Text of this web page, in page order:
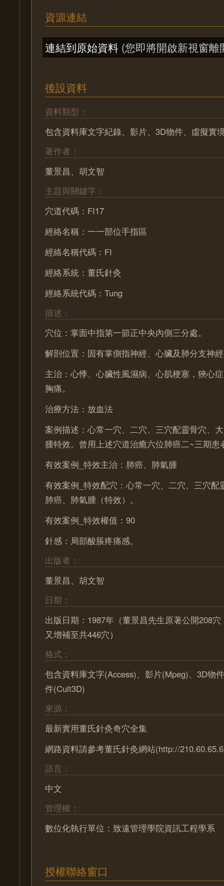
資源連結
連結到原始資料 (您即將開啟新視窗離
後設資料
資料類型：
包含資料庫文字紀錄、影片、3D物件、虛擬實
著作者：
董景昌、胡文智
主題與關鍵字：
穴道代碼：FI17
經絡名稱：一一部位手指區
經絡名稱代碼：FI
經絡系統：董氏針灸
經絡系統代碼：Tung
描述：
穴位：掌面中指第一節正中央內側三分處。
解剖位置：固有掌側指神經、心臟及肺分支神經
主治：心悸、心臟性風濕病、心肌梗塞，狹心
胸痛。
治療方法：放血法
案例描述：心常一穴、二穴、三穴配靈骨穴、
腫特效。曾用上述穴道治癒六位肺癌二~三期患
有效案例_特效主治：肺癌、肺氣腫
有效案例_特效配穴：心常一穴、二穴、三穴配
肺癌、肺氣腫（特效）。
有效案例_特效權值：90
針感：局部酸脹疼痛感。
出版者：
董景昌、胡文智
日期：
出版日期：1987年（董景昌先生原著公開208
又增補至共446穴）
格式：
包含資料庫文字(Access)、影片(Mpeg)、3D物
件(Cult3D)
來源：
最新實用董氏針灸奇穴全集
網路資料請參考董氏針灸網站(http://
語言：
中文
管理權：
數位化執行單位：致遠管理學院資訊工程學系
授權聯絡窗口